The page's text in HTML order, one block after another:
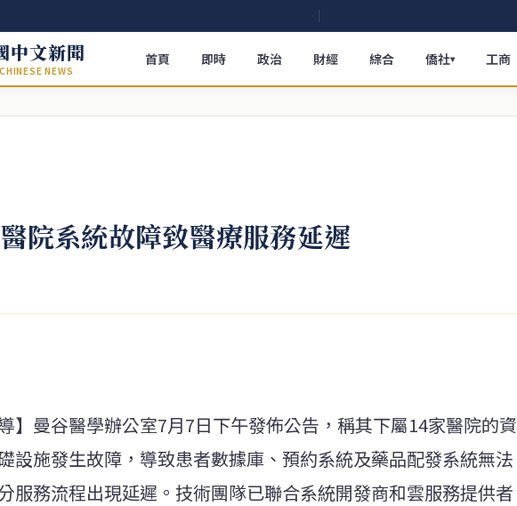
中文新聞
NEWS
首頁 即時 政治 財經 綜合 僑社▾ 工商
院系統故障致醫療服務延遲
】曼谷醫學辦公室7月7日下午發佈公告，稱其下屬14家醫院的資
設施發生故障，導致患者數據庫、預約系統及藥品配發系統無法
服務流程出現延遲。技術團隊已聯合系統開發商和雲服務提供者